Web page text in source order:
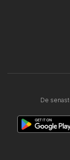
De